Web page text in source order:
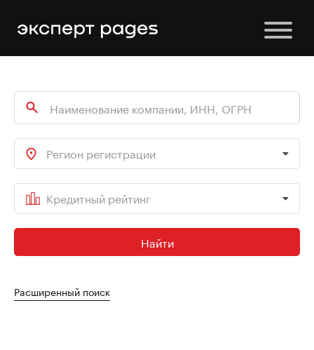
Регион регистрации
Кредитный рейтинг
Найти
Расширенный поиск